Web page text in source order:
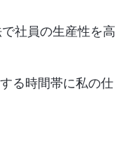
社員の生産性を高
る時間帯に私の仕